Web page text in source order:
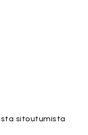
sitoutumista